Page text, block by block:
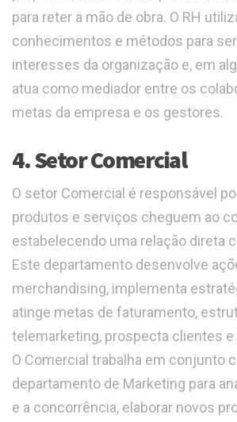
para reter a mão de obra. O RH
conhecimentos e métodos para
interesses da organização e, em
atua como mediador entre os
metas da empresa e os gestores.
4. Setor Comercial
O setor Comercial é responsável
produtos e serviços cheguem ao
estabelecendo uma relação direta
Este departamento desenvolve
merchandising, implementa
atinge metas de faturamento,
telemarketing, prospecta clientes e
O Comercial trabalha em conjunto
departamento de Marketing para
e a concorrência, elaborar novos